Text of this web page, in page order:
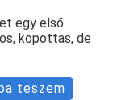
egy első
kopottas, de
teszem